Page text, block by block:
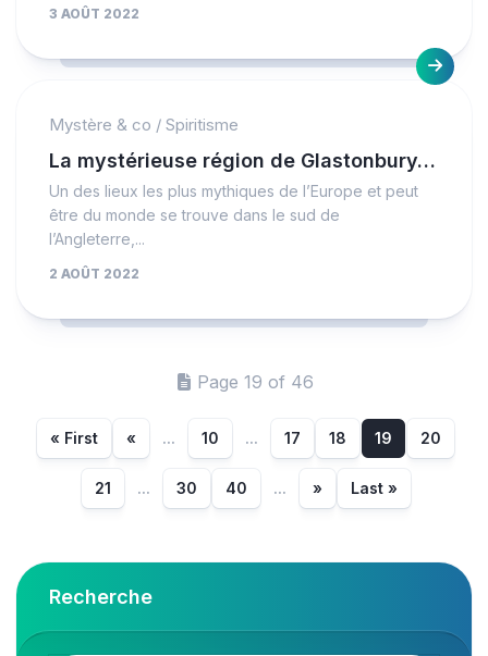
3 AOÛT 2022
Mystère & co / Spiritisme
La mystérieuse région de Glastonbury…
Un des lieux les plus mythiques de l’Europe et peut
être du monde se trouve dans le sud de
l’Angleterre,...
2 AOÛT 2022
Page 19 of 46
« First « ... 10 ... 17 18 19 20
21 ... 30 40 ... » Last »
Recherche